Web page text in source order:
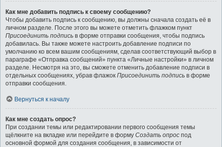
Как мне добавить подпись к своему сообщению?
Чтобы добавить подпись к сообщению, вы должны сначала создать её в
личном разделе. После этого вы можете отметить флажком пункт
Присоединить подпись в форме отправки сообщения, чтобы подпись
добавилась. Вы также можете настроить добавление подписи по
умолчанию ко всем вашим сообщениям, сделав соответствующий выбор в
параграфе «Отправка сообщений» пункта «Личные настройки» в личном
разделе. Несмотря на это, вы сможете отменить добавление подписи в
отдельных сообщениях, убрав флажок Присоединить подпись в форме
отправки сообщения.
Вернуться к началу
Как мне создать опрос?
При создании темы или редактировании первого сообщения темы
щёлкните на вкладке или перейдите в форму Создать опрос под
основной формой для создания сообщения, в зависимости от